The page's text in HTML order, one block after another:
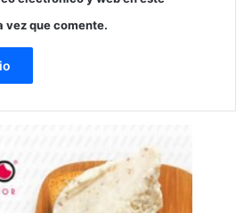
vez que comente.